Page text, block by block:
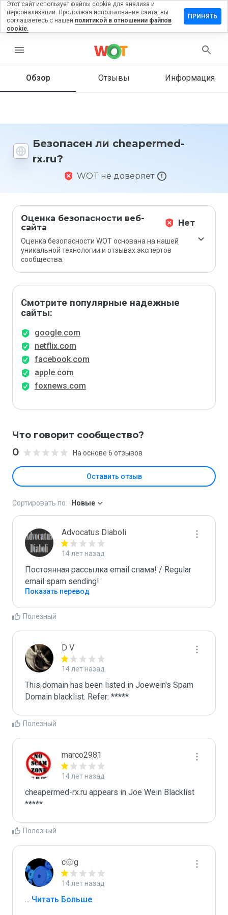
menu
Обзор Отзывы Информация
Безопасен ли cheapermed-
rx.ru?
WOT не доверяет
Оценка безопасности веб-
сайта
Нет
Оценка безопасности WOT основана на нашей
уникальной технологии и отзывах экспертов
сообщества.
Смотрите популярные надежные
сайты:
google.com
netflix.com
facebook.com
apple.com
foxnews.com
Что говорит сообщество?
0 На основе 6 отзывов
Оставить отзыв
на
оценили
сайт от
1 до 5?
Сортировать по: Новые
Advocatus Diaboli
14 лет назад
Постоянная рассылка email спама! / Regular
email spam sending!
Показать перевод
Полезный
D V
14 лет назад
This domain has been listed in Joewein's Spam
Domain blacklist. Refer: *****
Полезный
marco2981
14 лет назад
cheapermed-rx.ru appears in Joe Wein Blacklist
*****
Полезный
c۞g
14 лет назад
... Читать Больше
Этот сайт использует файлы cookie для анализа и
персонализации. Продолжая использование сайта, вы
соглашаетесь с нашей политикой в отношении файлов
cookie.
ПРИНЯТЬ